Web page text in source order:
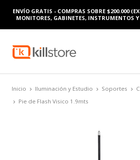
ENVÍO GRATIS - COMPRAS SOBRE $200.000
MONITORES, GABINETES, INSTRUMENTOS
Inicio Iluminación y Estudio Soportes
Pie de Flash Visico 1.9mts